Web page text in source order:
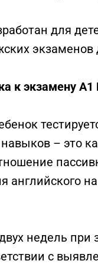
для
экзаменов
к экзамену A1
– это
английского
недель при
с